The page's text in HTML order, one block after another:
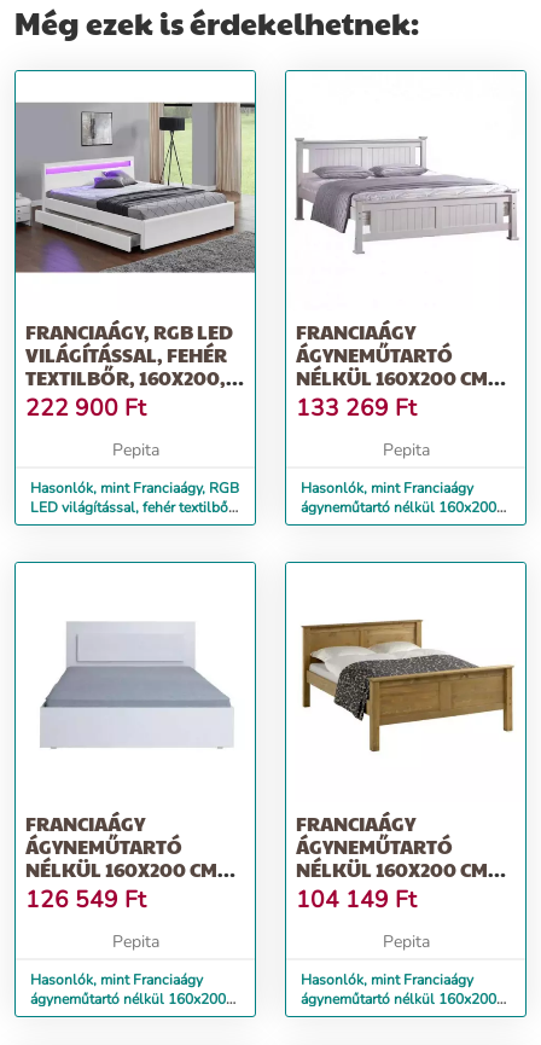
Még ezek is érdekelhetnek:
FRANCIAÁGY, RGB LED
VILÁGÍTÁSSAL, FEHÉR
TEXTILBŐR, 160X200,
CLARETA
222 900 Ft
Pepita
Hasonlók, mint Franciaágy, RGB
LED világítással, fehér textilbőr,
160x200, CLARETA
FRANCIAÁGY
ÁGYNEMŰTARTÓ
NÉLKÜL 160X200 CM
LT0169 FENYŐFA-
FEHÉR
133 269 Ft
Pepita
Hasonlók, mint Franciaágy
ágyneműtartó nélkül 160x200
cm LT0169 fenyőfa-fehér
FRANCIAÁGY
ÁGYNEMŰTARTÓ
NÉLKÜL 160X200 CM
LT0117 MAGASFÉNYŰ
FEHÉR
126 549 Ft
Pepita
Hasonlók, mint Franciaágy
ágyneműtartó nélkül 160x200
cm LT0117 magasfényű fehér
FRANCIAÁGY
ÁGYNEMŰTARTÓ
NÉLKÜL 160X200 CM
LT0208 TŰNYALÁBOS
FENYŐ...
104 149 Ft
Pepita
Hasonlók, mint Franciaágy
ágyneműtartó nélkül 160x200
cm LT0208 tűnyalábos fenyő...